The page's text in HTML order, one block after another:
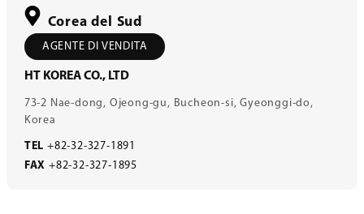
Corea del Sud
AGENTE DI VENDITA
HT KOREA CO., LTD
73-2 Nae-dong, Ojeong-gu, Bucheon-si, Gyeonggi-do,
Korea
TEL+82-32-327-1891
FAX+82-32-327-1895